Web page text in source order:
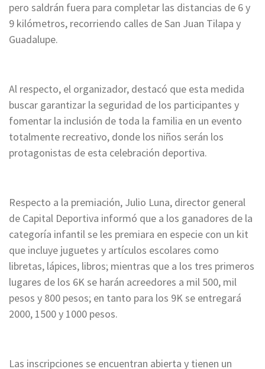
pero saldrán fuera para completar las distancias de 6 y
9 kilómetros, recorriendo calles de San Juan Tilapa y
Guadalupe.
Al respecto, el organizador, destacó que esta medida
buscar garantizar la seguridad de los participantes y
fomentar la inclusión de toda la familia en un evento
totalmente recreativo, donde los niños serán los
protagonistas de esta celebración deportiva.
Respecto a la premiación, Julio Luna, director general
de Capital Deportiva informó que a los ganadores de la
categoría infantil se les premiara en especie con un kit
que incluye juguetes y artículos escolares como
libretas, lápices, libros; mientras que a los tres primeros
lugares de los 6K se harán acreedores a mil 500, mil
pesos y 800 pesos; en tanto para los 9K se entregará
2000, 1500 y 1000 pesos.
Las inscripciones se encuentran abierta y tienen un